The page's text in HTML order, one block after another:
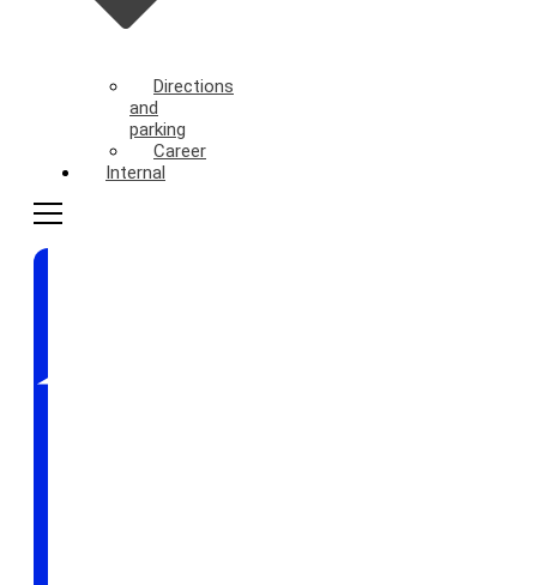
Directions
and
parking
Career
Internal